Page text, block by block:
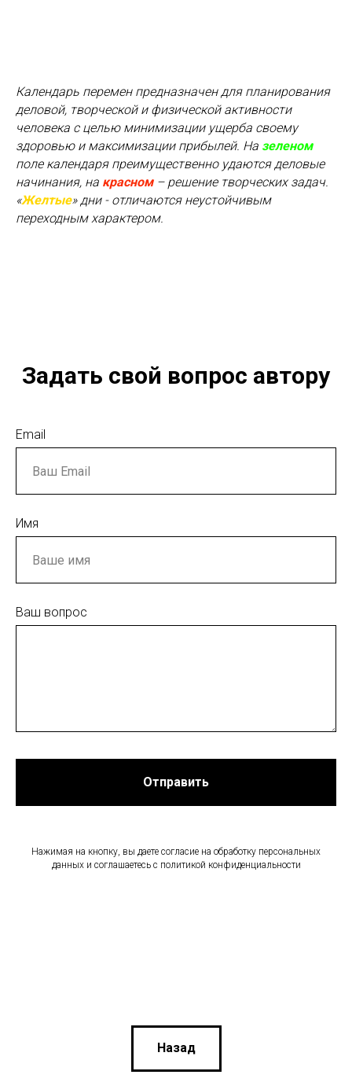
Календарь перемен предназначен для планирования
деловой, творческой и физической активности
человека с целью минимизации ущерба своему
здоровью и максимизации прибылей. На зеленом
поле календаря преимущественно удаются деловые
начинания, на красном– решение творческих задач.
«Желтые» дни - отличаются неустойчивым
переходным характером.
Задать свой вопрос автору
Email
Имя
Ваш вопрос
Отправить
Нажимая на кнопку, вы даете согласие на обработку персональных
данных и соглашаетесь c политикой конфиденциальности
Назад